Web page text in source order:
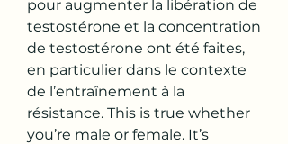
pour augmenter la libération de
testostérone et la concentration
de testostérone ont été faites,
en particulier dans le contexte
de l’entraînement à la
résistance. This is true whether
you’re male or female. It’s